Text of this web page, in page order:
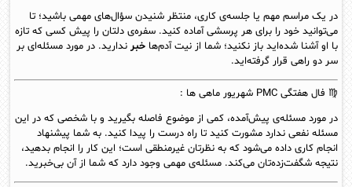
در یک مراسم مهم یا جلسه‌ی کاری، منتظر شنیدن سؤال‌های مهمی باشید؛ تا
می‌توانید خود را برای هر پرسشی آماده کنید. سفره‌ی دلتان را پیش کسی که تازه
با او آشنا شده‌اید باز نکنید؛ شما از نیت آدم‌ها خبرندارید. در مورد مسئله‌ای بر
سر دو راهی قرار گرفته‌اید.
♍ فال هفتگی PMC شهریور ماهی ها :
در مورد مسئله‌ی پیش‌آمده، کمی از موضوع فاصله بگیرید و با شخصی که در این
مسئله نفعی ندارد مشورت کنید تا راه درست را پیدا کنید. به شما پیشنهاد
انجام کاری داده می‌شود که به نظرتان غیرمنطقی‌ است؛ این کار را انجام بدهید،
نتیجه شگفت‌زده‌تان می‌کند. مسئله‌ی مهمی وجود دارد که شما از آن بی‌خبرید.